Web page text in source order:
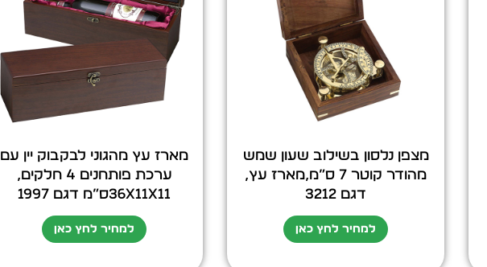
מצפן נלסון בשילוב שעון שמש
מהודר קוטר 7 ס”מ,מארז עץ,
דגם 3212
למחיר לחץ כאן
מארז עץ מהגוני לבקבוק יין עם
ערכת פותחנים 4 חלקים,
36X11X11ס”מ דגם 1997
למחיר לחץ כאן